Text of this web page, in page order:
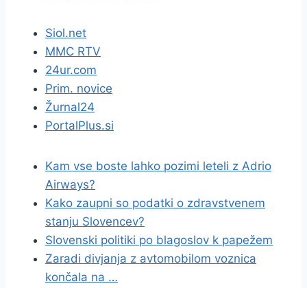
Siol.net
MMC RTV
24ur.com
Prim. novice
Žurnal24
PortalPlus.si
Kam vse boste lahko pozimi leteli z Adrio
Airways?
Kako zaupni so podatki o zdravstvenem
stanju Slovencev?
Slovenski politiki po blagoslov k papežem
Zaradi divjanja z avtomobilom voznica
končala na …